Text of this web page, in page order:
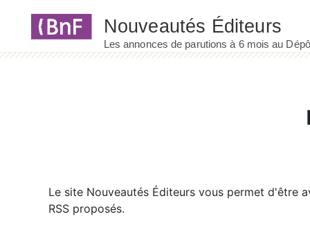
Le site Nouveautés Éditeurs vous permet d'être
RSS proposés.